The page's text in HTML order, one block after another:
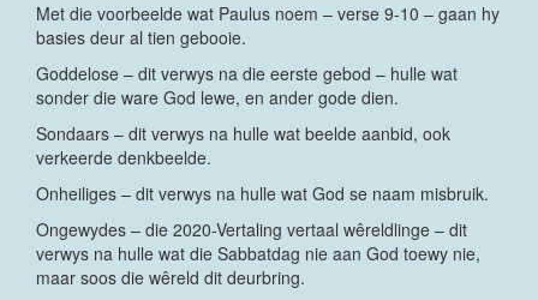
Met die voorbeelde wat Paulus noem – verse 9-10 – gaan hy
basies deur al tien gebooie.
Goddelose – dit verwys na die eerste gebod – hulle wat
sonder die ware God lewe, en ander gode dien.
Sondaars – dit verwys na hulle wat beelde aanbid, ook
verkeerde denkbeelde.
Onheiliges – dit verwys na hulle wat God se naam misbruik.
Ongewydes – die 2020-Vertaling vertaal wêreldlinge – dit
verwys na hulle wat die Sabbatdag nie aan God toewy nie,
maar soos die wêreld dit deurbring.